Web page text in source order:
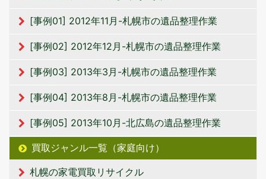
[事例01] 2012年11月-札幌市の遺品整理作業
[事例02] 2012年12月-札幌市の遺品整理作業
[事例03] 2013年3月-札幌市の遺品整理作業
[事例04] 2013年8月-札幌市の遺品整理作業
[事例05] 2013年10月-北広島の遺品整理作業
買取ジャンル一覧（家庭向け）
札幌の家電買取リサイクル